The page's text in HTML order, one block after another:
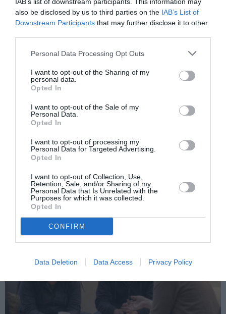
also be disclosed by us to third parties on the IAB’s List of
Downstream Participants that may further disclose it to other
Personal Data Processing Opt Outs
I want to opt-out of the Sharing of my
personal data.
Opted In
I want to opt-out of the Sale of my
Personal Data.
Opted In
I want to opt-out of processing my
Personal Data for Targeted Advertising.
Opted In
I want to opt-out of Collection, Use,
Retention, Sale, and/or Sharing of my
Personal Data that Is Unrelated with the
Purposes for which it was collected.
Opted In
CONFIRM
Data Deletion Data Access Privacy Policy
Powell, nel quale aveva descritto "il senso di
allarme e di risentimento" che i britannici,
IMMIGRAZIONE: OIM; LUCA RICCARDI,
OPPORTUNITA’ PER L’EUROPA
Sikh in festa, è Baisakhi
TI POTREBBERO INTERESSARE
ANCHE: